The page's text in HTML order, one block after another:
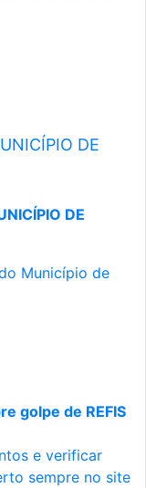
DE
DE
Município de
golpe de REFIS
e verificar
sempre no site